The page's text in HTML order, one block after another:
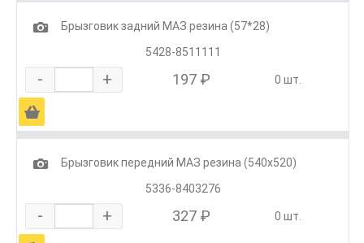
1
Брызговик задний МАЗ резина (57*28)
5428-8511111
- + 197 ₽ 0 шт.
Ä
1
Брызговик передний МАЗ резина (540х520)
5336-8403276
- + 327 ₽ 0 шт.